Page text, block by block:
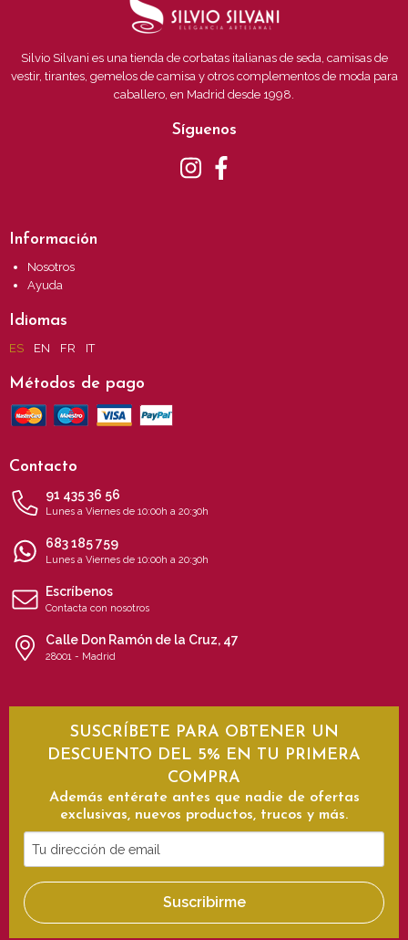
Silvio Silvani es una tienda de corbatas italianas de seda, camisas de
vestir, tirantes, gemelos de camisa y otros complementos de moda para
caballero, en Madrid desde 1998.
Síguenos
Información
Nosotros
Ayuda
Idiomas
ES EN FR IT
Métodos de pago
Contacto
91 435 36 56
Lunes a Viernes de 10:00h a 20:30h
683 185 759
Lunes a Viernes de 10:00h a 20:30h
Escríbenos
Contacta con nosotros
Calle Don Ramón de la Cruz, 47
28001 - Madrid
SUSCRÍBETE PARA OBTENER UN
DESCUENTO DEL 5% EN TU PRIMERA
COMPRA
Además entérate antes que nadie de ofertas
exclusivas, nuevos productos, trucos y más.
Tu
dirección
de
email
Suscribirme